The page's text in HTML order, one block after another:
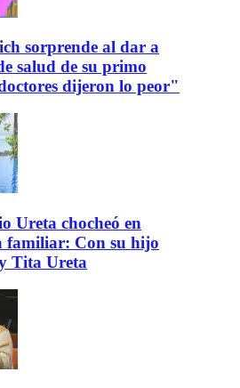
sorprende al dar a
salud de su primo
dijeron lo peor"
Ureta chocheó en
familiar: Con su hijo
Tita Ureta